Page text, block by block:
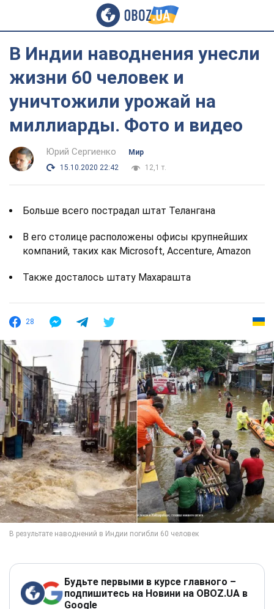
В Индии наводнения унесли
жизни 60 человек и
уничтожили урожай на
миллиарды. Фото и видео
Юрий Сергиенко
Мир
15.10.2020 22:42
12,1 т.
Больше всего пострадал штат Телангана
В его столице расположены офисы крупнейших
компаний, таких как Microsoft, Accenture, Amazon
Также досталось штату Махарашта
28
Будьте первыми в курсе главного –
подпишитесь на Новини на OBOZ.UA в
Google